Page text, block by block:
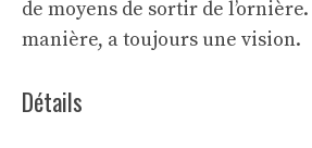
de moyens de sortir de l’ornière.
manière, a toujours une vision.
Détails